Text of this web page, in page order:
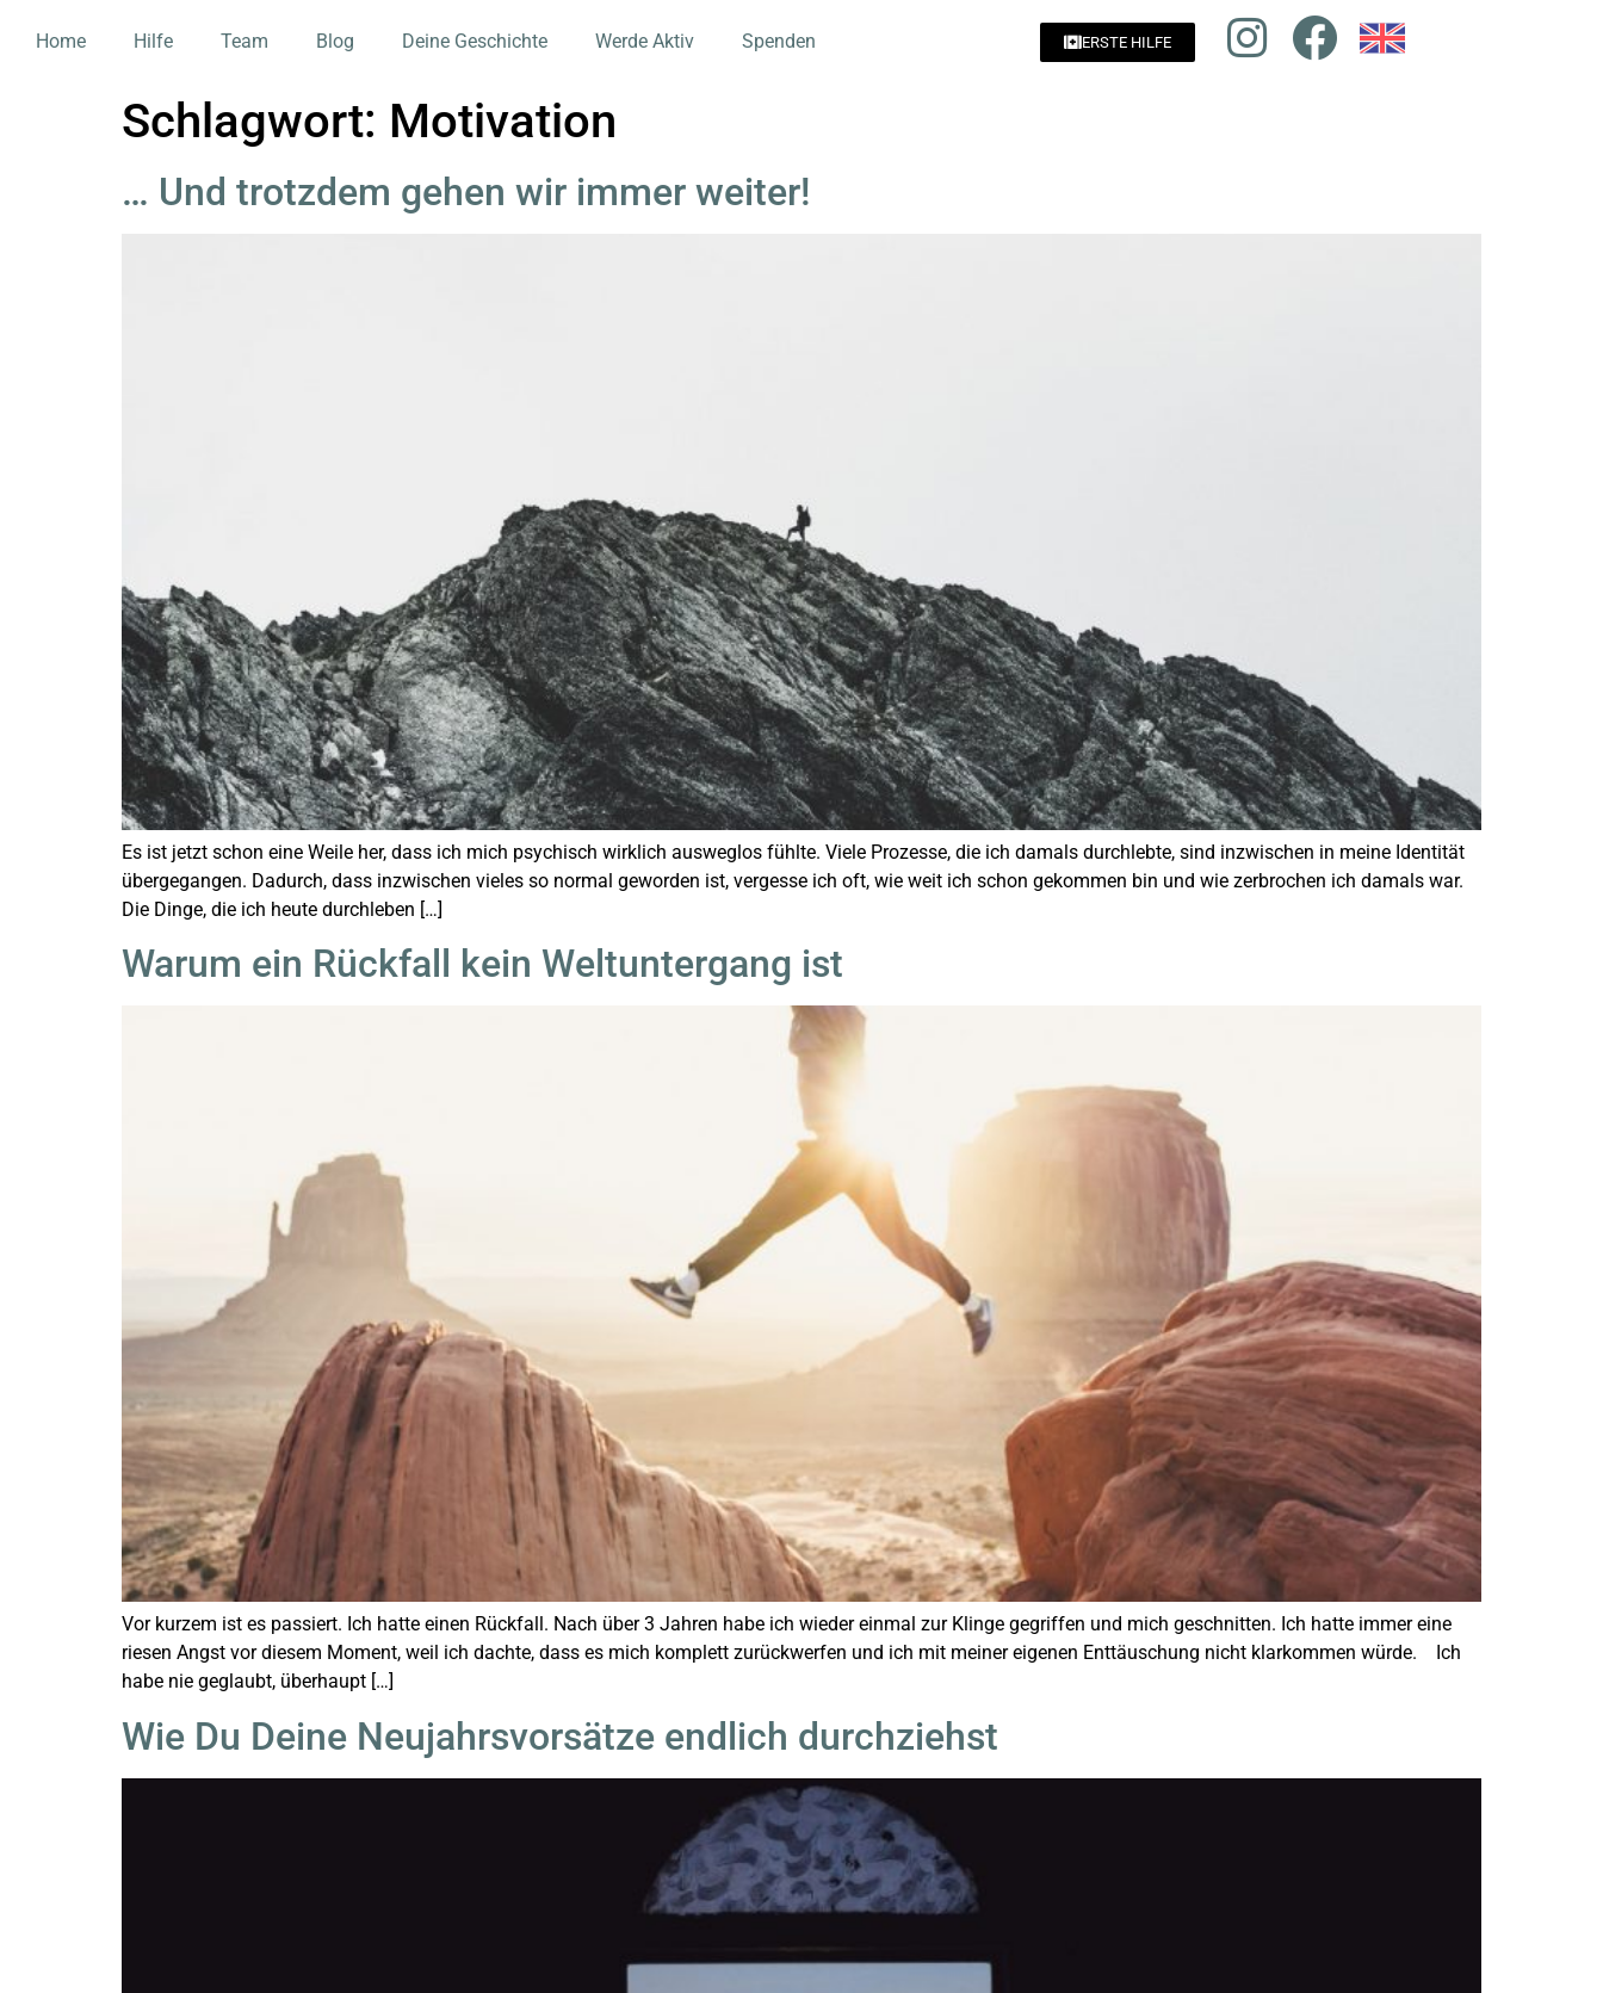
Home Hilfe Team Blog Deine Geschichte Werde Aktiv Spenden ERSTE HILFE
Schlagwort: Motivation
… Und trotzdem gehen wir immer weiter!
Es ist jetzt schon eine Weile her, dass ich mich psychisch wirklich ausweglos fühlte. Viele Prozesse, die ich damals durchlebte, sind inzwischen in meine Identität
übergegangen. Dadurch, dass inzwischen vieles so normal geworden ist, vergesse ich oft, wie weit ich schon gekommen bin und wie zerbrochen ich damals war.
Die Dinge, die ich heute durchleben […]
Warum ein Rückfall kein Weltuntergang ist
Vor kurzem ist es passiert. Ich hatte einen Rückfall. Nach über 3 Jahren habe ich wieder einmal zur Klinge gegriffen und mich geschnitten. Ich hatte immer eine
riesen Angst vor diesem Moment, weil ich dachte, dass es mich komplett zurückwerfen und ich mit meiner eigenen Enttäuschung nicht klarkommen würde. Ich
habe nie geglaubt, überhaupt […]
Wie Du Deine Neujahrsvorsätze endlich durchziehst